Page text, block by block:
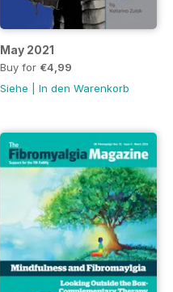
May 2021
Buy for €4,99
Siehe
In den Warenkorb